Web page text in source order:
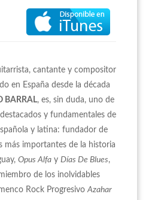
cantante y compositor
en España desde la década
BARRAL, es, sin duda, uno de
y fundamentales de
y latina: fundador de
más importantes de la historia
Opus Alfa y Días De Blues,
de los inolvidables
Rock ProgresivoAzahar